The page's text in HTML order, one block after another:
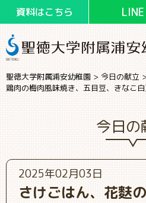
資料はこちら LINE
聖徳大学附属浦安幼稚園>今日の献立
鶏肉の梅肉風味焼き、五目豆、きなこ
今日の
2025年02月03日
さけごはん、花麩